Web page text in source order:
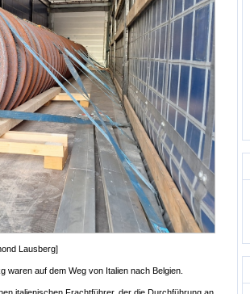
Lausberg]
waren auf dem Weg von Italien nach Belgien.